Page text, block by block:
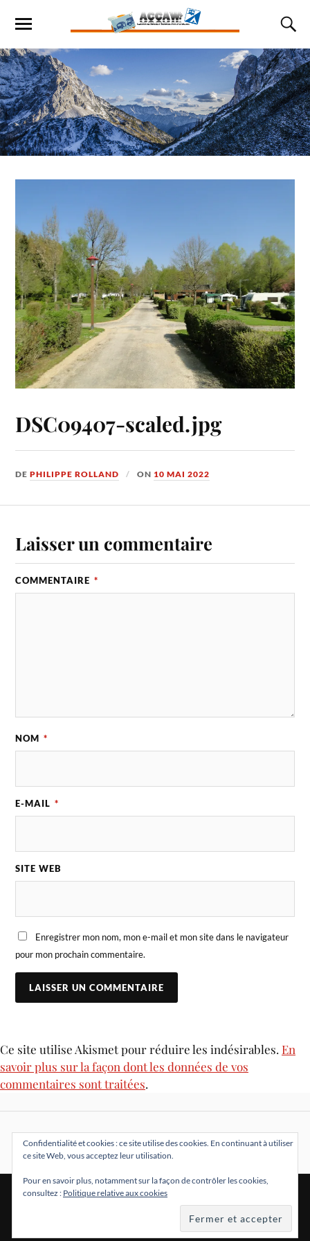
DSC09407-scaled.jpg
DEPHILIPPE ROLLAND ON 10 MAI 2022
Laisser un commentaire
COMMENTAIRE *
NOM *
E-MAIL *
SITE WEB
Enregistrer mon nom, mon e-mail et mon site dans le navigateur
pour mon prochain commentaire.
Ce site utilise Akismet pour réduire les indésirables. En
savoir plus sur la façon dont les données de vos
commentaires sont traitées.
WORDPRESS & THÈME PAR
ANDERS NORÉN
Confidentialité et cookies : ce site utilise des cookies. En continuant à utiliser
ce site Web, vous acceptez leur utilisation.
Pour en savoir plus, notamment sur la façon de contrôler les cookies,
consultez : Politique relative aux cookies